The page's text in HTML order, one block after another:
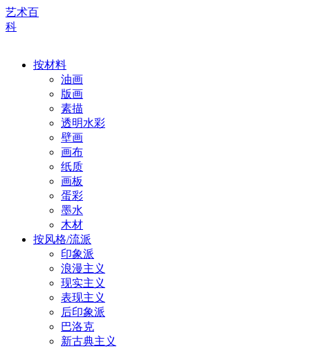
艺术百
科
按材料
油画
版画
素描
透明水彩
壁画
画布
纸质
画板
蛋彩
墨水
木材
按风格/流派
印象派
浪漫主义
现实主义
表现主义
后印象派
巴洛克
新古典主义